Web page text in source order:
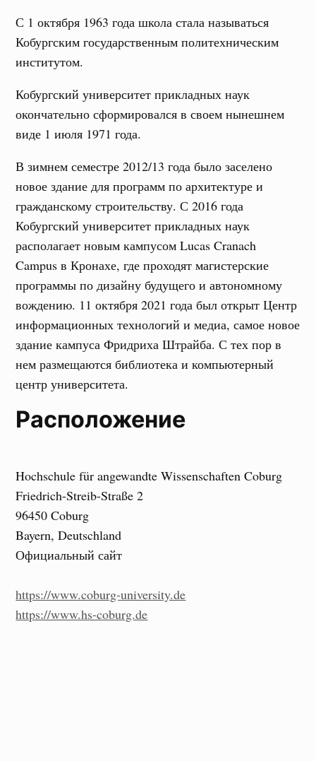
С 1 октября 1963 года школа стала называться
Кобургским государственным политехническим
институтом.
Кобургский университет прикладных наук
окончательно сформировался в своем нынешнем
виде 1 июля 1971 года.
В зимнем семестре 2012/13 года было заселено
новое здание для программ по архитектуре и
гражданскому строительству. С 2016 года
Кобургский университет прикладных наук
располагает новым кампусом Lucas Cranach
Campus в Кронахе, где проходят магистерские
программы по дизайну будущего и автономному
вождению. 11 октября 2021 года был открыт Центр
информационных технологий и медиа, самое новое
здание кампуса Фридриха Штрайба. С тех пор в
нем размещаются библиотека и компьютерный
центр университета.
Расположение
Hochschule für angewandte Wissenschaften Coburg
Friedrich-Streib-Straße 2
96450 Coburg
Bayern, Deutschland
Официальный сайт
https://www.coburg-university.de
https://www.hs-coburg.de